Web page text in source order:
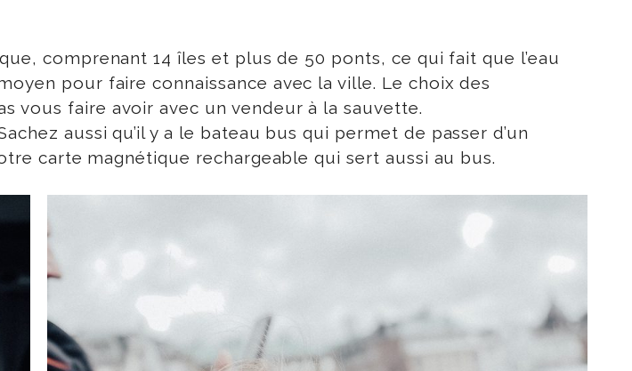
comprenant 14 îles et plus de 50 ponts, ce qui fait que l’eau
pour faire connaissance avec la ville. Le choix des
vous faire avoir avec un vendeur à la sauvette.
aussi qu’il y a le bateau bus qui permet de passer d’un
carte magnétique rechargeable qui sert aussi au bus.